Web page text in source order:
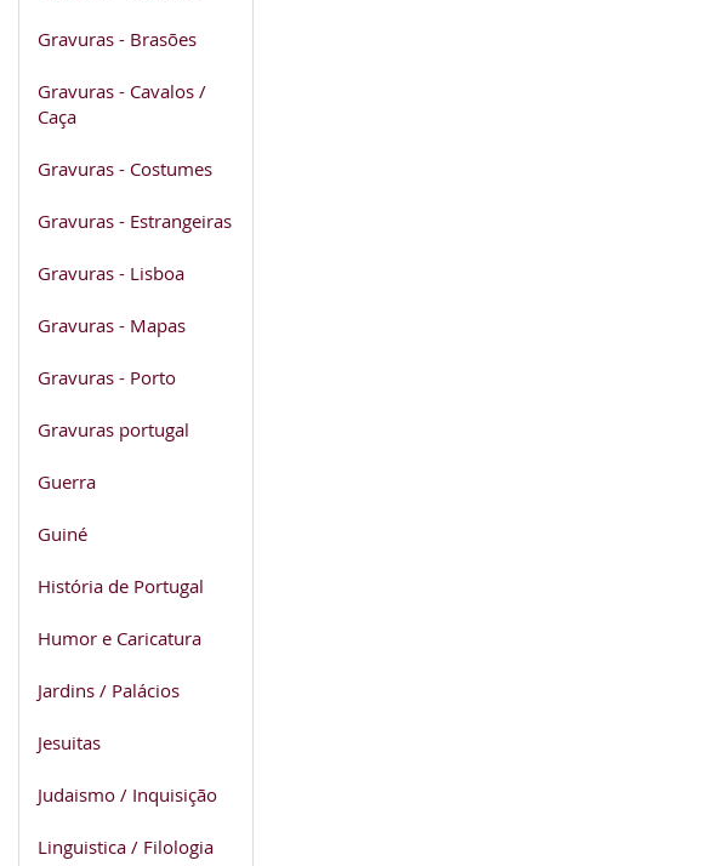
Gravuras - Brasões
Gravuras - Cavalos /
Caça
Gravuras - Costumes
Gravuras - Estrangeiras
Gravuras - Lisboa
Gravuras - Mapas
Gravuras - Porto
Gravuras portugal
Guerra
Guiné
História de Portugal
Humor e Caricatura
Jardins / Palácios
Jesuitas
Judaismo / Inquisição
Linguistica / Filologia